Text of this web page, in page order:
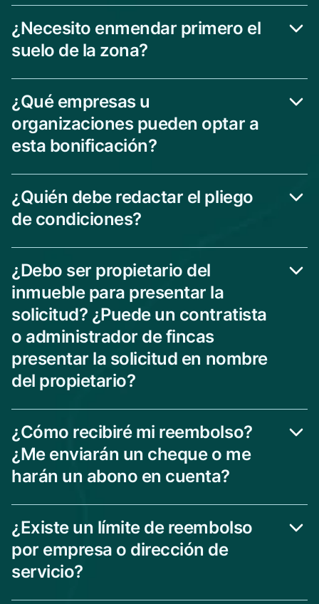
¿Necesito enmendar primero el
suelo de la zona?
¿Qué empresas u
organizaciones pueden optar a
esta bonificación?
¿Quién debe redactar el pliego
de condiciones?
¿Debo ser propietario del
inmueble para presentar la
solicitud? ¿Puede un contratista
o administrador de fincas
presentar la solicitud en nombre
del propietario?
¿Cómo recibiré mi reembolso?
¿Me enviarán un cheque o me
harán un abono en cuenta?
¿Existe un límite de reembolso
por empresa o dirección de
servicio?